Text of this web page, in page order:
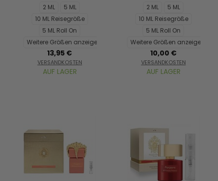
2 ML
5 ML
10 ML Reisegröße
5 ML Roll On
Weitere Größen anzeigen...
13,95 €
VERSANDKOSTEN
AUF LAGER
2 ML
5 ML
10 ML Reisegröße
5 ML Roll On
Weitere Größen anzeigen...
10,00 €
VERSANDKOSTEN
AUF LAGER